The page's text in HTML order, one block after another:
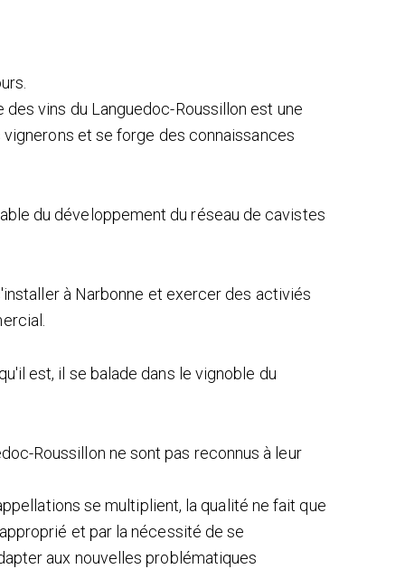
vins du Languedoc-Roussillon est une
et se forge des connaissances
du développement du réseau de cavistes
à Narbonne et exercer des activiés
est, il se balade dans le vignoble du
Roussillon ne sont pas reconnus à leur
se multiplient, la qualité ne fait que
et par la nécessité de se
aux nouvelles problématiques